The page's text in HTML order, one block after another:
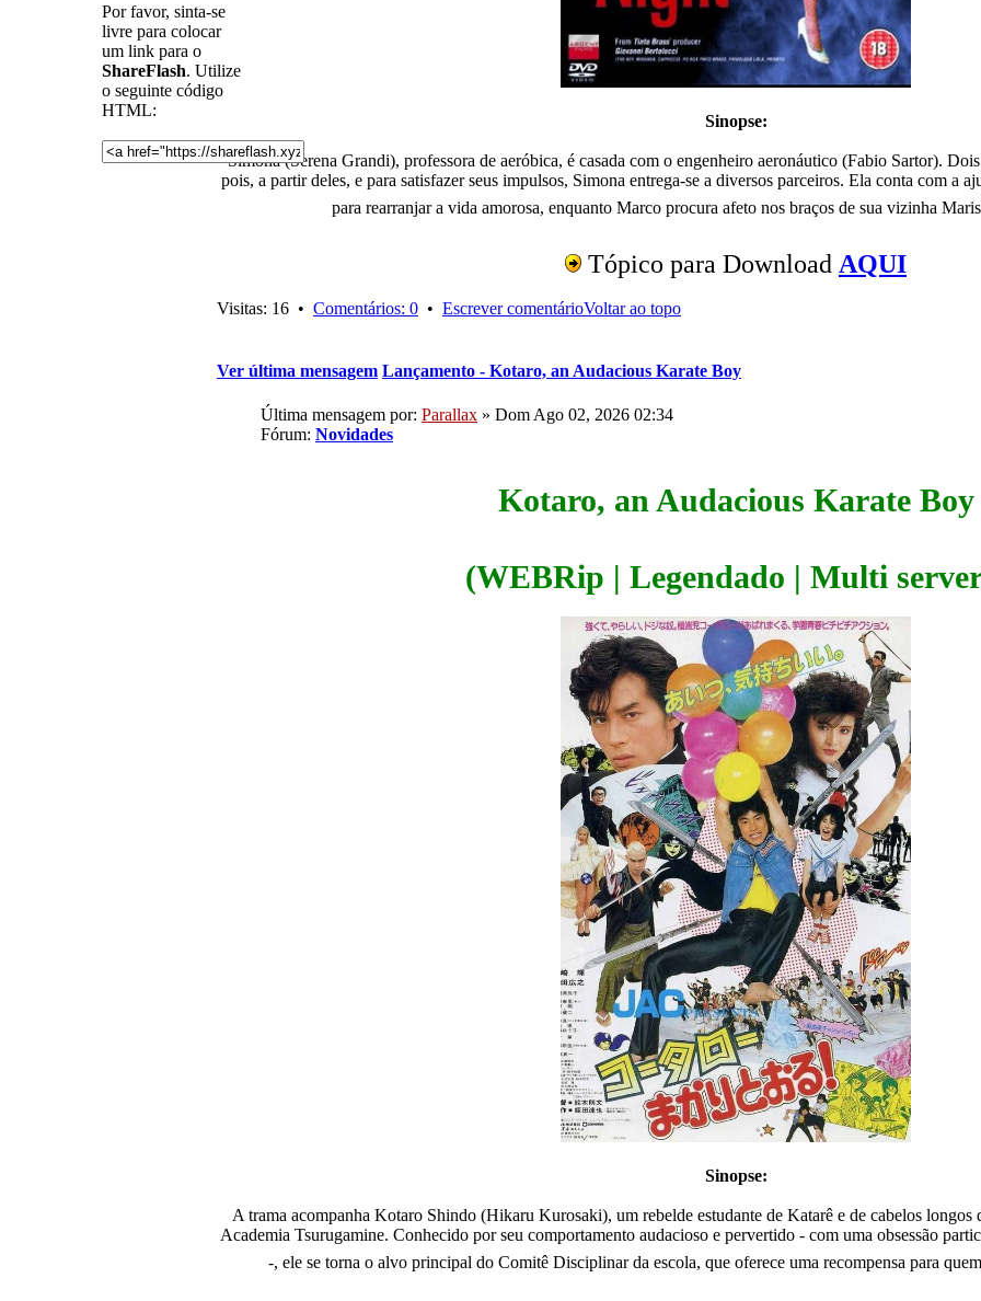
Sinopse:
Simona (Serena Grandi), professora de aeróbica, é casada com o engenheiro aeronáutico (Fabio Sartor).
pois, a partir deles, e para satisfazer seus impulsos, Simona entrega-se a diversos parceiros. Ela conta com a
para rearranjar a vida amorosa, enquanto Marco procura afeto nos braços de sua vizinha
Tópico para Download AQUI
Visitas: 16 • Comentários: 0 • Escrever comentárioVoltar ao topo
Ver última mensagem Lançamento - Kotaro, an Audacious Karate Boy
Última mensagem por: Parallax » Dom Ago 02, 2026 02:34
Fórum: Novidades
Kotaro, an Audacious Karate Boy
(WEBRip | Legendado | Multi
Sinopse:
A trama acompanha Kotaro Shindo (Hikaru Kurosaki), um rebelde estudante de Katarê e de cabelos longos
Academia Tsurugamine. Conhecido por seu comportamento audacioso e pervertido - com uma obsessão
-, ele se torna o alvo principal do Comitê Disciplinar da escola, que oferece uma recompensa para
Por favor, sinta-se
livre para colocar
um link para o
ShareFlash. Utilize
o seguinte código
HTML: